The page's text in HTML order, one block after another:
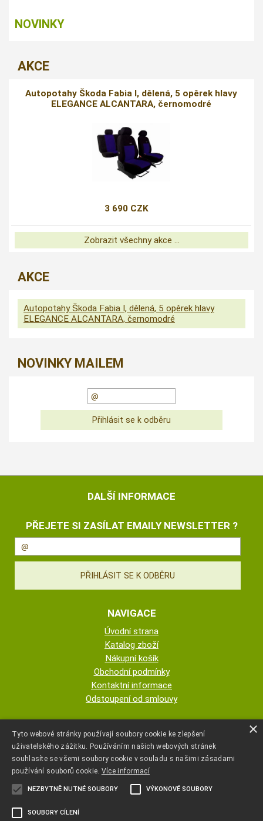
NOVINKY
AKCE
Autopotahy Škoda Fabia I, dělená, 5 opěrek hlavy
ELEGANCE ALCANTARA, černomodré
3 690 CZK
Zobrazit všechny akce ...
AKCE
Autopotahy Škoda Fabia I, dělená, 5 opěrek hlavy
ELEGANCE ALCANTARA, černomodré
NOVINKY MAILEM
DALŠÍ INFORMACE
PŘEJETE SI ZASÍLAT EMAILY NEWSLETTER ?
NAVIGACE
Úvodní strana
Katalog zboží
Nákupní košík
Obchodní podmínky
Kontaktní informace
Odstoupení od smlouvy
AUTOPOTAHY NOVOTNÝ - KRISTA
NOVOTNÁ
+420 777 107 600
×
Tyto webové stránky používají soubory cookie ke zlepšení
uživatelského zážitku. Používáním našich webových stránek
souhlasíte se všemi soubory cookie v souladu s našimi zásadami
používání souborů cookie. Více informací
NEZBYTNĚ NUTNÉ SOUBORY VÝKONOVÉ SOUBORY
SOUBORY CÍLENÍ